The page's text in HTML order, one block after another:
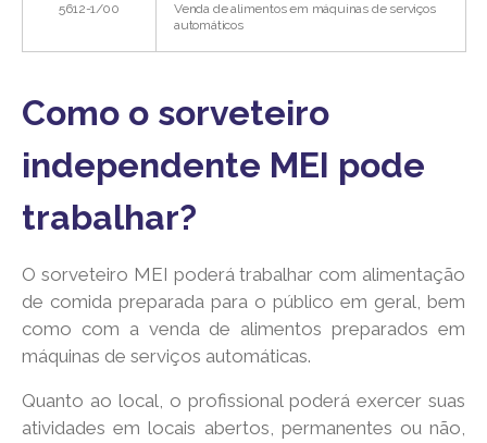
5612-1/00
Venda de alimentos em máquinas de serviços
automáticos
Como o sorveteiro
independente MEI pode
trabalhar?
O sorveteiro MEI poderá trabalhar com alimentação
de comida preparada para o público em geral, bem
como com a venda de alimentos preparados em
máquinas de serviços automáticas.
Quanto ao local, o profissional poderá exercer suas
atividades em locais abertos, permanentes ou não,